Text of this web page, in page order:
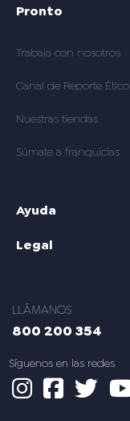
Pronto
Trabaja con nosotros
Canal de Reporte Ético
Nuestras tiendas
Súmate a franquicias
Ayuda
Legal
LLÁMANOS
800 200 354
en las redes